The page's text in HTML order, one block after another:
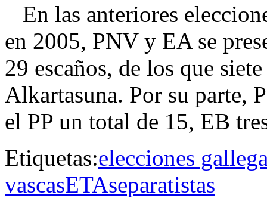
En las anteriores
en 2005, PNV y EA se
29 escaños, de los que
Alkartasuna. Por su parte,
el PP un total de 15, EB
Etiquetas:elecciones
vascasETAseparatistas